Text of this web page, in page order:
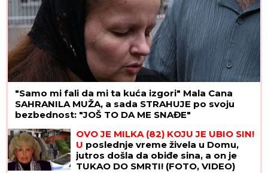
"Samo mi fali da mi ta kuća izgori" Mala Cana
SAHRANILA MUŽA, a sada STRAHUJE po svoju
bezbednost: "JOŠ TO DA ME SNAĐE"
OVO JE MILKA (82) KOJU JE UBIO SIN!
U poslednje vreme živela u Domu,
jutros došla da obiđe sina, a on je
TUKAO DO SMRTI! (FOTO, VIDEO)